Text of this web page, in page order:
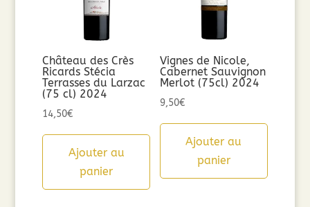
Château des Crès
Ricards Stécia
Terrasses du Larzac
(75 cl) 2024
14,50€
Ajouter au
panier
Vignes de Nicole,
Cabernet Sauvignon
Merlot (75cl) 2024
9,50€
Ajouter au
panier